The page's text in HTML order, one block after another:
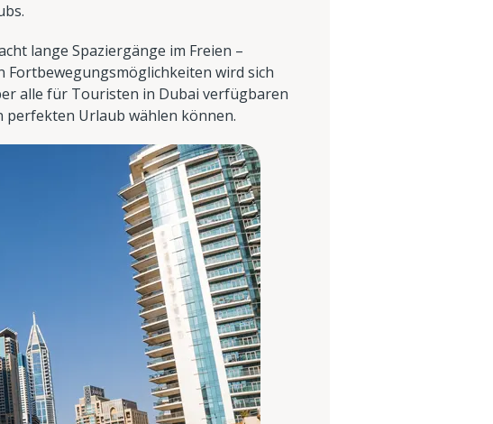
lange Spaziergänge im Freien –
Fortbewegungsmöglichkeiten wird sich
alle für Touristen in Dubai verfügbaren
perfekten Urlaub wählen können.